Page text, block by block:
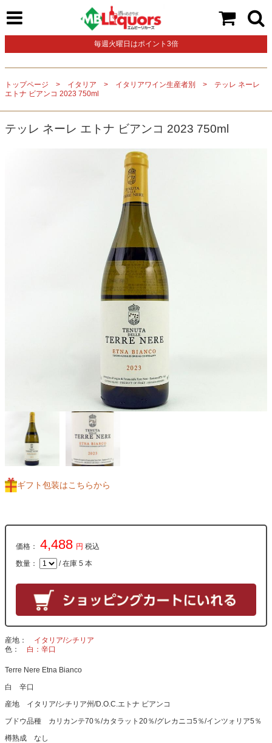
毎週火曜日はポイント3倍
トップページ イタリア イタリアワイン生産者別
テッレ ネーレ
エトナ ビアンコ 2023 750ml
テッレ ネーレ エトナ ビアンコ 2023 750ml
ギフト包装はこちらから
価格： 4,488 円 税込
数量： / 在庫 5 本
産地
イタリア/シチリア
色
白：辛口
Terre Nere Etna Bianco
白 辛口
産地 イタリア/シチリア州/D.O.C.エトナ ビアンコ
ブドウ品種 カリカンテ70％/カタラット20％/グレカニコ5％/インツォリア5％
樽熟成 なし